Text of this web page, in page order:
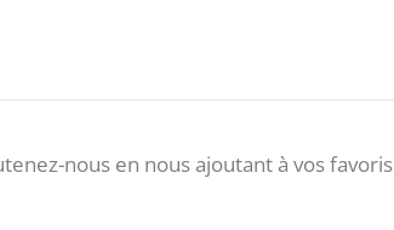
nous en nous ajoutant à vos